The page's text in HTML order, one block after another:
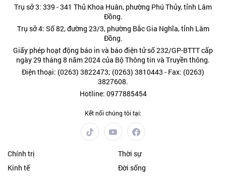
Trụ sở 3: 339 - 341 Thủ Khoa Huân, phường Phú Thủy, tỉnh Lâm
Đồng.
Trụ sở 4: Số 82, đường 23/3, phường Bắc Gia Nghĩa, tỉnh Lâm
Đồng.
Giấy phép hoạt động báo in và báo điện tử số 232/GP-BTTT cấp
ngày 29 tháng 8 năm 2024 của Bộ Thông tin và Truyền thông.
Điện thoại: (0263) 3822473; (0263) 3810443 - Fax: (0263)
3827608.
Hotline: 0977885454
Kết nối chúng tôi tại:
Chính trị
Thời sự
Kinh tế
Đời sống